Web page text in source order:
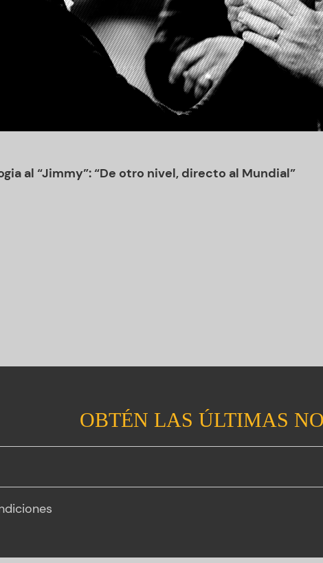
al “Jimmy”: “De otro nivel, directo al Mundial”
OBTÉN LAS ÚLTIMAS